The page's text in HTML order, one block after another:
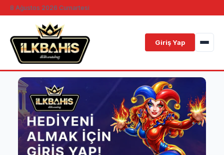
8 Ağustos 2026 Cumartesi
Giriş Yap